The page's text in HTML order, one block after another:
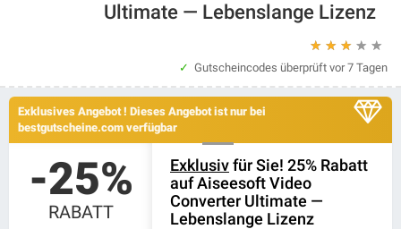
Ultimate — Lebenslange Lizenz
★
★
★
★
★
Gutscheincodes überprüft vor 7 Tagen
Exklusives Angebot ! Dieses Angebot ist nur bei
bestgutscheine.com verfügbar
-25%
RABATT
Exklusivfür Sie! 25% Rabatt
auf Aiseesoft Video
Converter Ultimate —
Lebenslange Lizenz